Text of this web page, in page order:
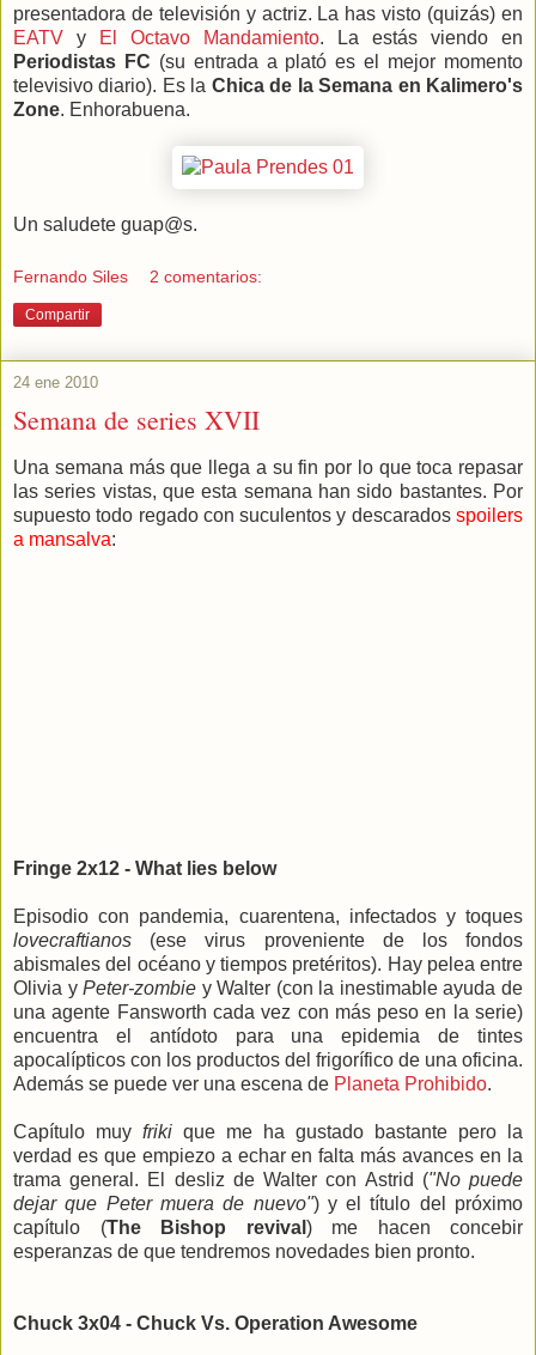
presentadora de televisión y actriz. La has visto (quizás) en
EATV y El Octavo Mandamiento. La estás viendo en
Periodistas FC (su entrada a plató es el mejor momento
televisivo diario). Es la Chica de la Semana en Kalimero's
Zone. Enhorabuena.
Un saludete guap@s.
Fernando Siles 2 comentarios:
Compartir
24 ene 2010
Semana de series XVII
Una semana más que llega a su fin por lo que toca repasar
las series vistas, que esta semana han sido bastantes. Por
supuesto todo regado con suculentos y descarados spoilers
a mansalva:
Fringe 2x12 - What lies below
Episodio con pandemia, cuarentena, infectados y toques
lovecraftianos (ese virus proveniente de los fondos
abismales del océano y tiempos pretéritos). Hay pelea entre
Olivia yPeter-zombie y Walter (con la inestimable ayuda de
una agente Fansworth cada vez con más peso en la serie)
encuentra el antídoto para una epidemia de tintes
apocalípticos con los productos del frigorífico de una oficina.
Además se puede ver una escena de Planeta Prohibido.
Capítulo muy friki que me ha gustado bastante pero la
verdad es que empiezo a echar en falta más avances en la
trama general. El desliz de Walter con Astrid ("No puede
dejar que Peter muera de nuevo") y el título del próximo
capítulo (The Bishop revival ) me hacen concebir
esperanzas de que tendremos novedades bien pronto.
Chuck 3x04 - Chuck Vs. Operation Awesome